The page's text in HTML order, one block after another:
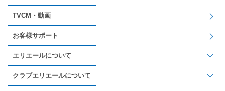
TVCM・動画
お客様サポート
エリエールについて
クラブエリエールについて